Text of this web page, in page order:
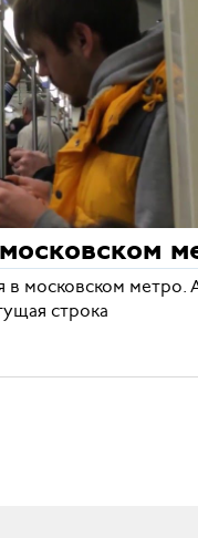
в московском метро.
строка